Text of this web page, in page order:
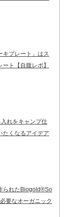
キプレート」はス
ト【自腹レポ】
入れをキャンプ仕
たくなるアイデア
られたBiogold®So
要なオーガニック